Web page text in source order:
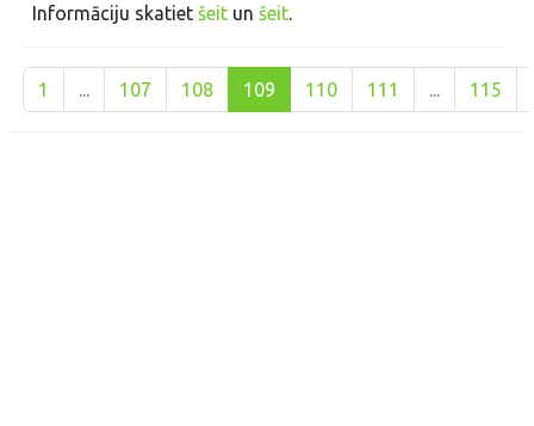
Informāciju skatietšeit unšeit
1 107 108 109 110 111 115